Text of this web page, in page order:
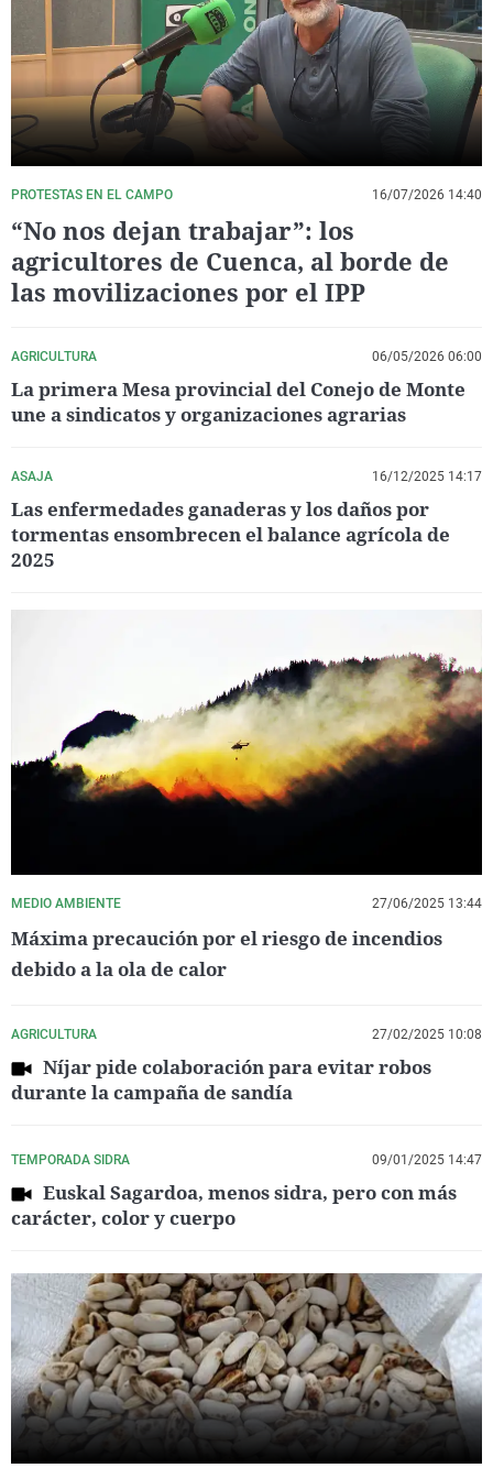
La rosa de los vientos
Gente viajera
Como el perro y el
Caso
Retornados
Equipo de
Operación Viuda
Extremadura
Galicia
La Rioja
País Vasco
Virales
Televisión
Elecciones
PROTESTAS EN EL CAMPO 16/07/2026 14:40
“No nos dejan trabajar”: los
agricultores de Cuenca, al borde de
las movilizaciones por el IPP
AGRICULTURA 06/05/2026 06:00
La primera Mesa provincial del Conejo de Monte
une a sindicatos y organizaciones agrarias
ASAJA 16/12/2025 14:17
Las enfermedades ganaderas y los daños por
tormentas ensombrecen el balance agrícola de
2025
MEDIO AMBIENTE 27/06/2025 13:44
Máxima precaución por el riesgo de incendios
debido a la ola de calor
AGRICULTURA 27/02/2025 10:08
Níjar pide colaboración para evitar robos
durante la campaña de sandía
TEMPORADA SIDRA 09/01/2025 14:47
Euskal Sagardoa, menos sidra, pero con más
carácter, color y cuerpo